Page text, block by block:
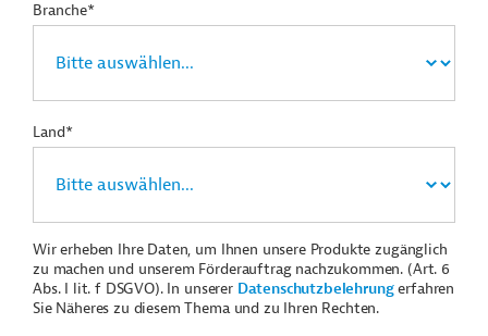
Branche*
Land*
Wir erheben Ihre Daten, um Ihnen unsere Produkte zugänglich
zu machen und unserem Förderauftrag nachzukommen. (Art. 6
Abs. I lit. f DSGVO). In unserer Datenschutzbelehrungerfahren
Sie Näheres zu diesem Thema und zu Ihren Rechten.